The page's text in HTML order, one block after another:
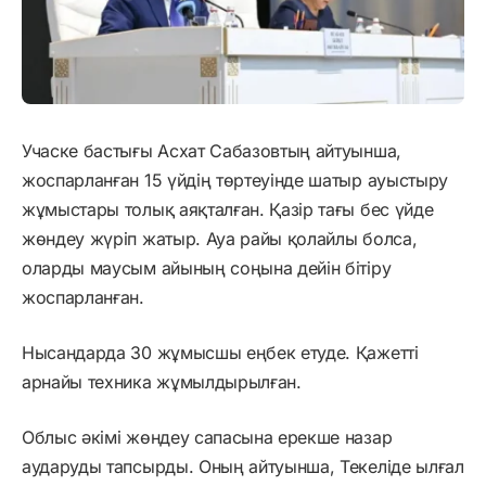
Учаске бастығы Асхат Сабазовтың айтуынша,
жоспарланған 15 үйдің төртеуінде шатыр ауыстыру
жұмыстары толық аяқталған. Қазір тағы бес үйде
жөндеу жүріп жатыр. Ауа райы қолайлы болса,
оларды маусым айының соңына дейін бітіру
жоспарланған.
Нысандарда 30 жұмысшы еңбек етуде. Қажетті
арнайы техника жұмылдырылған.
Облыс әкімі жөндеу сапасына ерекше назар
аударуды тапсырды. Оның айтуынша, Текеліде ылғал